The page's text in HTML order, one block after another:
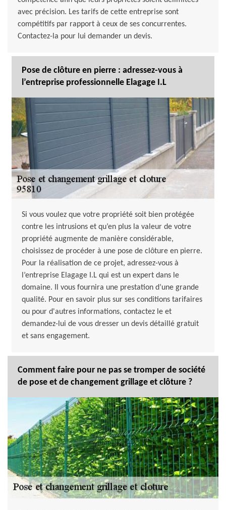
avec précision. Les tarifs de cette entreprise sont
compétitifs par rapport à ceux de ses concurrentes.
Contactez-la pour lui demander un devis.
Pose de clôture en pierre : adressez-vous à
l’entreprise professionnelle Elagage I.L
Si vous voulez que votre propriété soit bien protégée
contre les intrusions et qu’en plus la valeur de votre
propriété augmente de manière considérable,
choisissez de procéder à une pose de clôture en pierre.
Pour la réalisation de ce projet, adressez-vous à
l’entreprise Elagage I.L qui est un expert dans le
domaine. Il vous fournira une prestation d’une grande
qualité. Pour en savoir plus sur ses conditions tarifaires
ou pour d'autres informations, contactez le et
demandez-lui de vous dresser un devis détaillé gratuit
et sans engagement.
Comment faire pour ne pas se tromper de société
de pose et de changement grillage et clôture ?